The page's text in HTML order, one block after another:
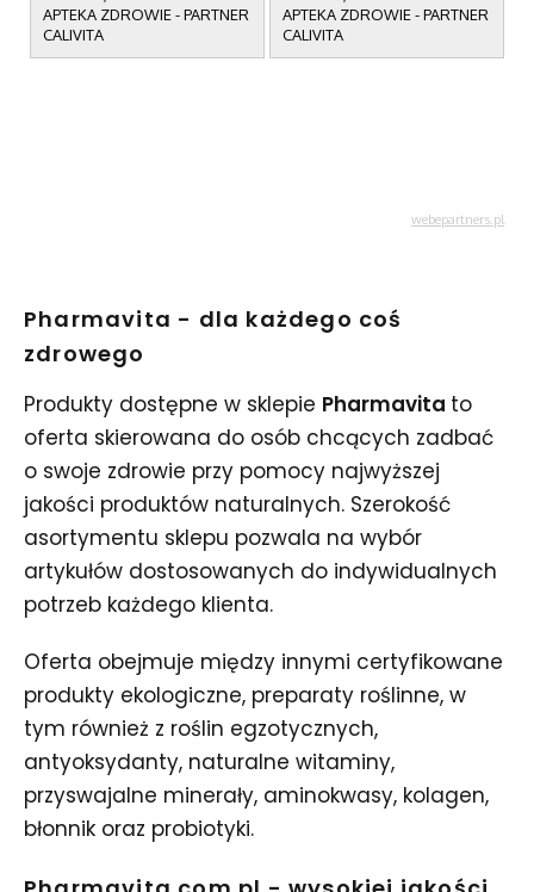
Pharmavita - dla każdego coś
zdrowego
Produkty dostępne w sklepie Pharmavita to
oferta skierowana do osób chcących zadbać
o swoje zdrowie przy pomocy najwyższej
jakości produktów naturalnych. Szerokość
asortymentu sklepu pozwala na wybór
artykułów dostosowanych do indywidualnych
potrzeb każdego klienta.
Oferta obejmuje między innymi certyfikowane
produkty ekologiczne, preparaty roślinne, w
tym również z roślin egzotycznych,
antyoksydanty, naturalne witaminy,
przyswajalne minerały, aminokwasy, kolagen,
błonnik oraz probiotyki.